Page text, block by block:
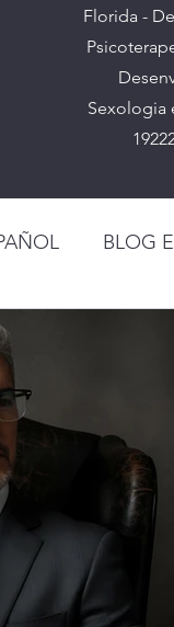
Florida -
Sexologia
BLOG